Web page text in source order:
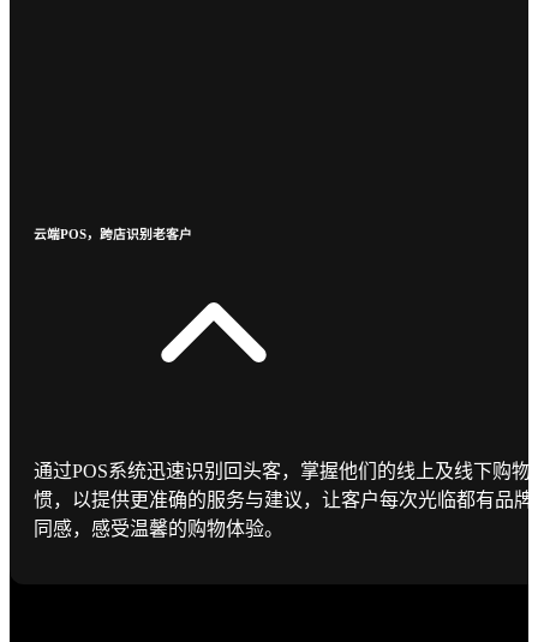
云端POS，跨店识别老客户
通过POS系统迅速识别回头客，掌握他们的线上及线下购物
惯，以提供更准确的服务与建议，让客户每次光临都有品牌
同感，感受温馨的购物体验。